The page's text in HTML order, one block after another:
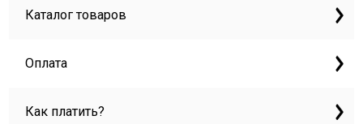
Каталог товаров
Оплата
Как платить?